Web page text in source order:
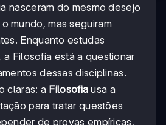
nasceram do mesmo desejo
mundo, mas seguiram
Enquanto estudas
Filosofia está a questionar
dessas disciplinas.
claras: a Filosofia usa a
para tratar questões
de provas empíricas,